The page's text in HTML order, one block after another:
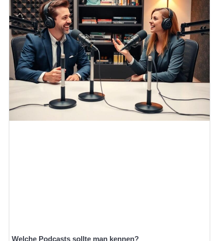
Welche Podcasts sollte man kennen?